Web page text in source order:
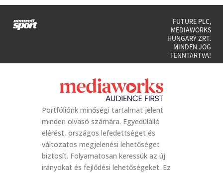
FUTURE PLC,
MEDIAWORKS
HUNGARY ZRT.
MINDEN JOG
FENNTARTVA!
Portfóliónk minőségi tartalmat jelent
minden olvasó számára. Egyedülálló
elérést, országos lefedettséget és
változatos megjelenési lehetőséget
biztosít. Folyamatosan keressük az új
irányokat és fejlődési lehetőségeket. Ez